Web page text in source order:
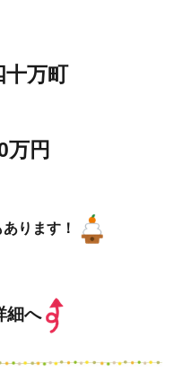
万町
円
ります！
細へ